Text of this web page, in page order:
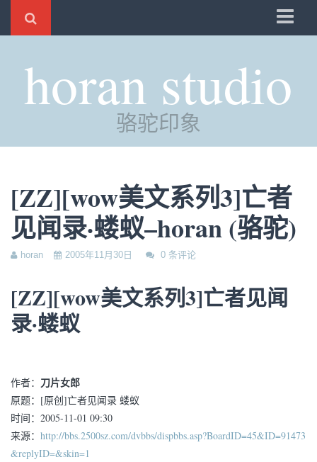
时光
评分
管理
horan studio
骆驼印象
[ZZ][wow美文系列3]亡者
见闻录·蝼蚁–horan (骆驼)
horan 2005年11月30日 0 条评论
[ZZ][wow美文系列3]亡者见闻
录·蝼蚁
作者： 刀片女郎
原题：[原创]亡者见闻录 蝼蚁
时间：2005-11-01 09:30
来源： http://bbs.2500sz.com/dvbbs/dispbbs.asp?BoardID=45&ID=91473
&replyID=&skin=1